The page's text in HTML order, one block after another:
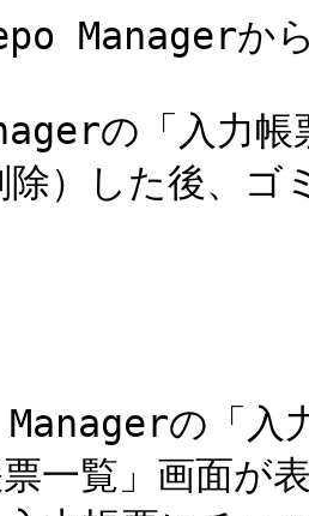
Managerか
の「入力帳
除）した後、ゴ
の「入
一覧」画面が